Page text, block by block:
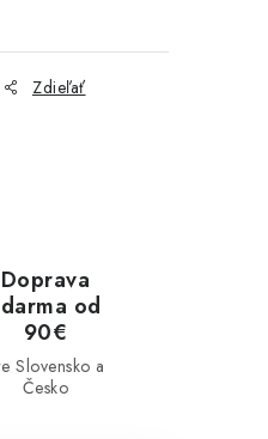
Zdieľať
Doprava
od
90€
Slovensko a
Česko